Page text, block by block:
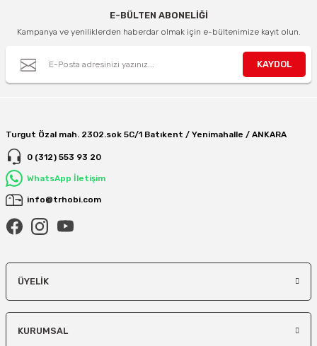
E-BÜLTEN ABONELİĞİ
Kampanya ve yeniliklerden haberdar olmak için e-bültenimize kayıt olun.
KAYDOL
Turgut Özal mah. 2302.sok 5C/1 Batıkent / Yenimahalle / ANKARA
0 (312) 553 93 20
WhatsApp İletişim
info@trhobi.com
ÜYELIK
KURUMSAL